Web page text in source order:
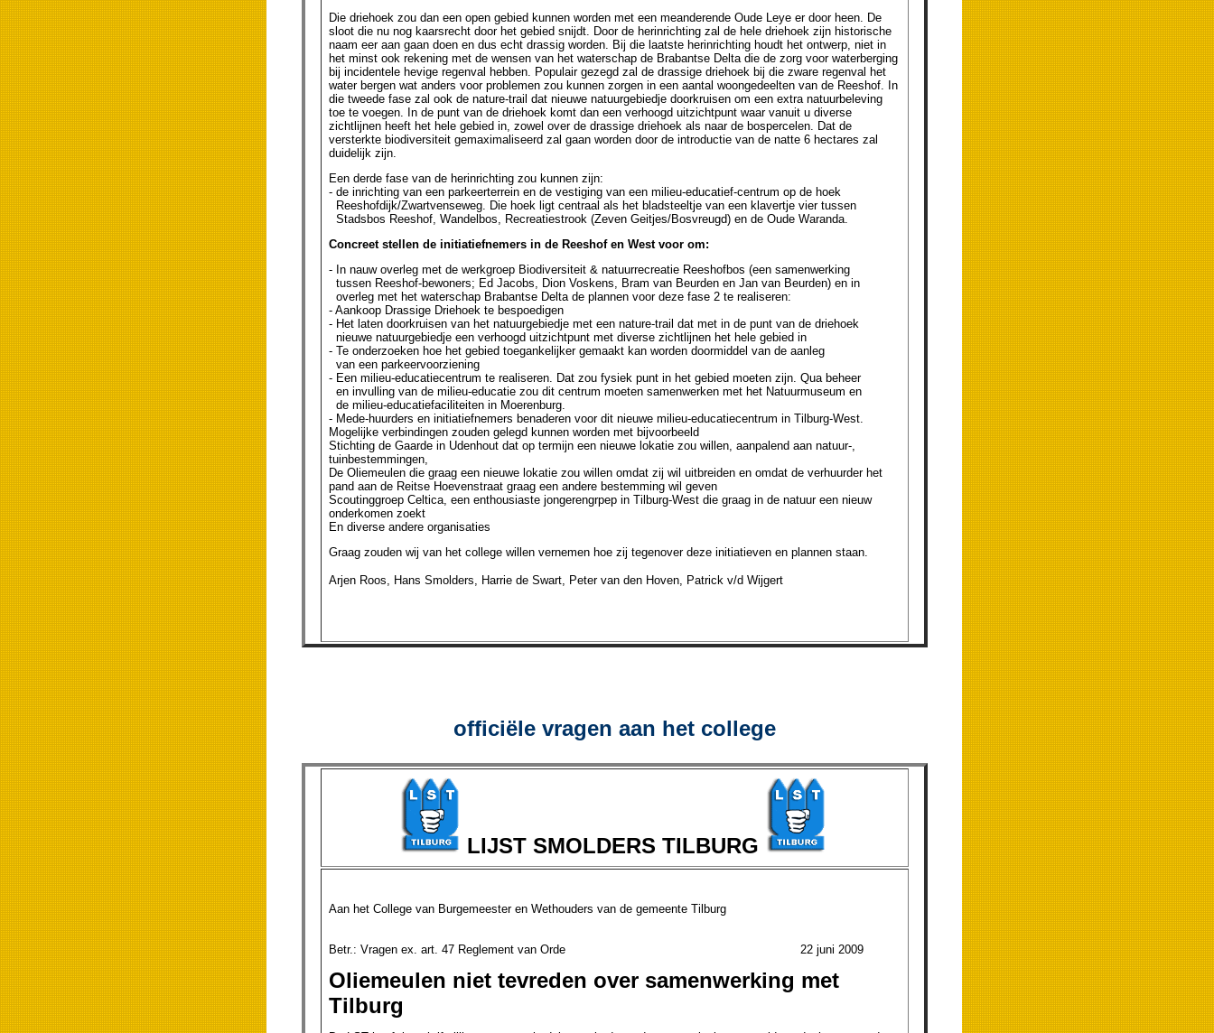
Die driehoek zou dan een open gebied kunnen worden met een meanderende Oude Leye er door heen. De
sloot die nu nog kaarsrecht door het gebied snijdt. Door de herinrichting zal de hele driehoek zijn historische
naam eer aan gaan doen en dus echt drassig worden. Bij die laatste herinrichting houdt het ontwerp, niet in
het minst ook rekening met de wensen van het waterschap de Brabantse Delta die de zorg voor waterberging
bij incidentele hevige regenval hebben. Populair gezegd zal de drassige driehoek bij die zware regenval het
water bergen wat anders voor problemen zou kunnen zorgen in een aantal woongedeelten van de Reeshof. In
die tweede fase zal ook de nature-trail dat nieuwe natuurgebiedje doorkruisen om een extra natuurbeleving
toe te voegen. In de punt van de driehoek komt dan een verhoogd uitzichtpunt waar vanuit u diverse
zichtlijnen heeft het hele gebied in, zowel over de drassige driehoek als naar de bospercelen. Dat de
versterkte biodiversiteit gemaximaliseerd zal gaan worden door de introductie van de natte 6 hectares zal
duidelijk zijn.
Een derde fase van de herinrichting zou kunnen zijn:
- de inrichting van een parkeerterrein en de vestiging van een milieu-educatief-centrum op de hoek
Reeshofdijk/Zwartvenseweg. Die hoek ligt centraal als het bladsteeltje van een klavertje vier tussen
Stadsbos Reeshof, Wandelbos, Recreatiestrook (Zeven Geitjes/Bosvreugd) en de Oude Waranda.
Concreet stellen de initiatiefnemers in de Reeshof en West voor om:
- In nauw overleg met de werkgroep Biodiversiteit & natuurrecreatie Reeshofbos (een samenwerking
tussen Reeshof-bewoners; Ed Jacobs, Dion Voskens, Bram van Beurden en Jan van Beurden) en in
overleg met het waterschap Brabantse Delta de plannen voor deze fase 2 te realiseren:
- Aankoop Drassige Driehoek te bespoedigen
- Het laten doorkruisen van het natuurgebiedje met een nature-trail dat met in de punt van de driehoek
nieuwe natuurgebiedje een verhoogd uitzichtpunt met diverse zichtlijnen het hele gebied in
- Te onderzoeken hoe het gebied toegankelijker gemaakt kan worden doormiddel van de aanleg
van een parkeervoorziening
- Een milieu-educatiecentrum te realiseren. Dat zou fysiek punt in het gebied moeten zijn. Qua beheer
en invulling van de milieu-educatie zou dit centrum moeten samenwerken met het Natuurmuseum en
de milieu-educatiefaciliteiten in Moerenburg.
- Mede-huurders en initiatiefnemers benaderen voor dit nieuwe milieu-educatiecentrum in Tilburg-West.
Mogelijke verbindingen zouden gelegd kunnen worden met bijvoorbeeld
Stichting de Gaarde in Udenhout dat op termijn een nieuwe lokatie zou willen, aanpalend aan natuur-,
tuinbestemmingen,
De Oliemeulen die graag een nieuwe lokatie zou willen omdat zij wil uitbreiden en omdat de verhuurder het
pand aan de Reitse Hoevenstraat graag een andere bestemming wil geven
Scoutinggroep Celtica, een enthousiaste jongerengrpep in Tilburg-West die graag in de natuur een nieuw
onderkomen zoekt
En diverse andere organisaties
Graag zouden wij van het college willen vernemen hoe zij tegenover deze initiatieven en plannen staan.
Arjen Roos, Hans Smolders, Harrie de Swart, Peter van den Hoven, Patrick v/d Wijgert
officiële vragen aan het college
LIJST SMOLDERS TILBURG
Aan het College van Burgemeester en Wethouders van de gemeente Tilburg
Betr.: Vragen ex. art. 47 Reglement van Orde 22 juni 2009
Oliemeulen niet tevreden over samenwerking met
Tilburg